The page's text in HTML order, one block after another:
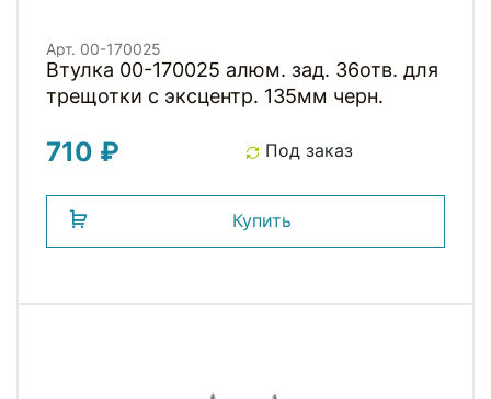
Арт. 00-170025
Втулка 00-170025 алюм. зад. 36отв. для
трещотки с эксцентр. 135мм черн.
710 ₽ Под заказ
Купить